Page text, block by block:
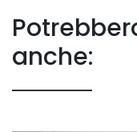
anche: